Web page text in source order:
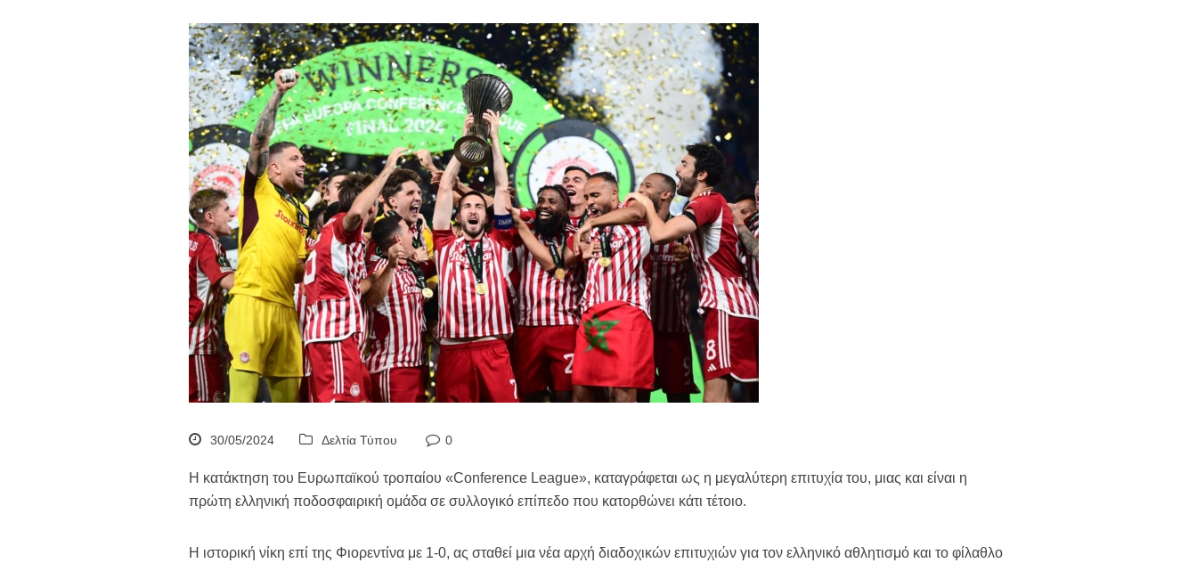
30/05/2024 Δελτία Τύπου 0
Η κατάκτηση του Ευρωπαϊκού τροπαίου «Conference League», καταγράφεται ως η μεγαλύτερη επιτυχία του, μιας και είναι η
πρώτη ελληνική ποδοσφαιρική ομάδα σε συλλογικό επίπεδο που κατορθώνει κάτι τέτοιο.
Η ιστορική νίκη επί της Φιορεντίνα με 1-0, ας σταθεί μια νέα αρχή διαδοχικών επιτυχιών για τον ελληνικό αθλητισμό και το φίλαθλο